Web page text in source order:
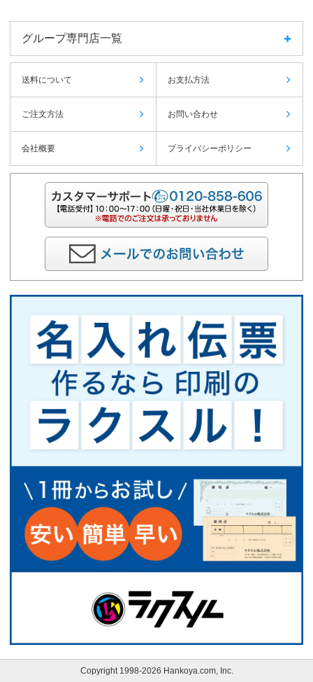
グループ専門店一覧
送料について お支払方法
ご注文方法 お問い合わせ
会社概要 プライバシーポリシー
Copyright 1998-2026 Hankoya.com, Inc.